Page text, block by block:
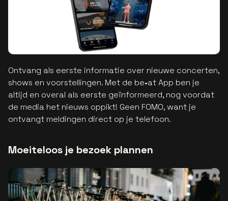
Ontvang als eerste informatie over nieuwe concerten,
shows en voorstellingen. Met de be•at App ben je
altijd en overal als eerste geïnformeerd, nog voordat
de media het nieuws oppikt! Geen FOMO, want je
ontvangt meldingen direct op je telefoon.
Moeiteloos je bezoek plannen